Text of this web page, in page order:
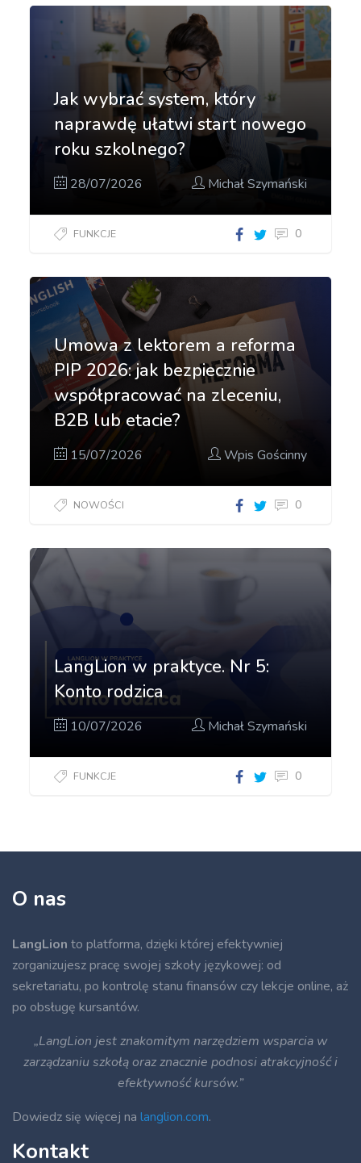
Jak wybrać system, który
naprawdę ułatwi start nowego
roku szkolnego?
28/07/2026 Michał Szymański
FUNKCJE 0
Umowa z lektorem a reforma
PIP 2026: jak bezpiecznie
współpracować na zleceniu,
B2B lub etacie?
15/07/2026 Wpis Gościnny
NOWOŚCI 0
LangLion w praktyce. Nr 5:
Konto rodzica
10/07/2026 Michał Szymański
FUNKCJE 0
O nas
LangLion to platforma, dzięki której efektywniej
zorganizujesz pracę swojej szkoły językowej: od
sekretariatu, po kontrolę stanu finansów czy lekcje online, aż
po obsługę kursantów.
„LangLion jest znakomitym narzędziem wsparcia w
zarządzaniu szkołą oraz znacznie podnosi atrakcyjność i
efektywność kursów.”
Dowiedz się więcej na langlion.com.
Kontakt